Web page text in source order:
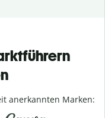
anerkannten Marken: